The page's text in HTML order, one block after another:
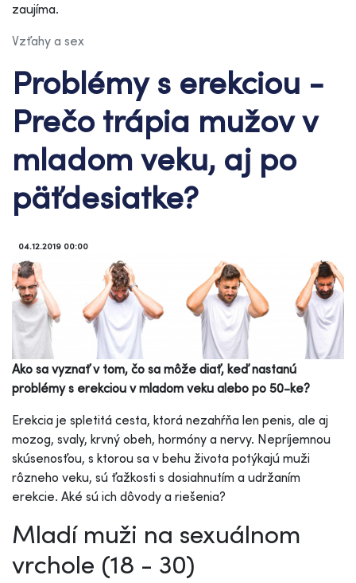
zaujíma.
Vzťahy a sex
Problémy s erekciou -
Prečo trápia mužov v
mladom veku, aj po
päťdesiatke?
04.12.2019 00:00
Ako sa vyznať v tom, čo sa môže diať, keď nastanú
problémy s erekciou v mladom veku alebo po 50-ke?
Erekcia je spletitá cesta, ktorá nezahŕňa len penis, ale aj
mozog, svaly, krvný obeh, hormóny a nervy. Nepríjemnou
skúsenosťou, s ktorou sa v behu života potýkajú muži
rôzneho veku, sú ťažkosti s dosiahnutím a udržaním
erekcie. Aké sú ich dôvody a riešenia?
Mladí muži na sexuálnom
vrchole (18 - 30)